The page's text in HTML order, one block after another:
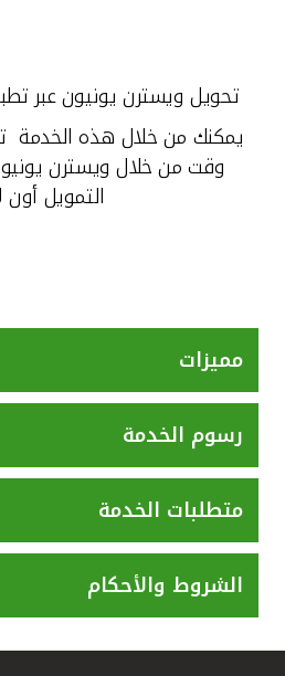
الاستثمار
القنوات المصرفية
اتصل بنا
مواقع الفروع وأجهزة الصرف الآلي
ألمانيا
ماليزيا
تركيا
تحويل ويسترن يونيون عبر
يمكنك من خلال هذه الخدمة
وقت من خلال ويسترن
التمويل أون
مميزات
رسوم الخدمة
متطلبات الخدمة
الشروط والأحكام